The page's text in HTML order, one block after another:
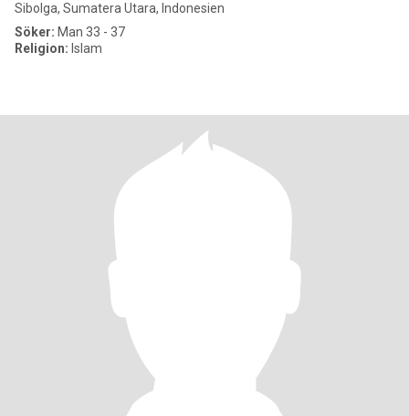
Sibolga, Sumatera Utara, Indonesien
Söker: Man 33 - 37
Religion: Islam